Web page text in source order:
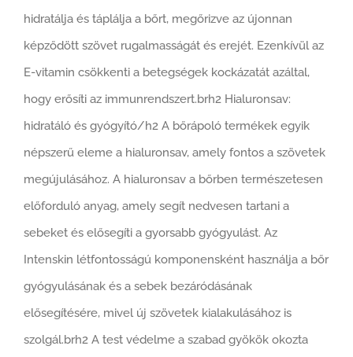
hidratálja és táplálja a bőrt, megőrizve az újonnan
képződött szövet rugalmasságát és erejét. Ezenkívül az
E-vitamin csökkenti a betegségek kockázatát azáltal,
hogy erősíti az immunrendszert.brh2 Hialuronsav:
hidratáló és gyógyító/h2 A bőrápoló termékek egyik
népszerű eleme a hialuronsav, amely fontos a szövetek
megújulásához. A hialuronsav a bőrben természetesen
előforduló anyag, amely segít nedvesen tartani a
sebeket és elősegíti a gyorsabb gyógyulást. Az
Intenskin létfontosságú komponensként használja a bőr
gyógyulásának és a sebek bezáródásának
elősegítésére, mivel új szövetek kialakulásához is
szolgál.brh2 A test védelme a szabad gyökök okozta